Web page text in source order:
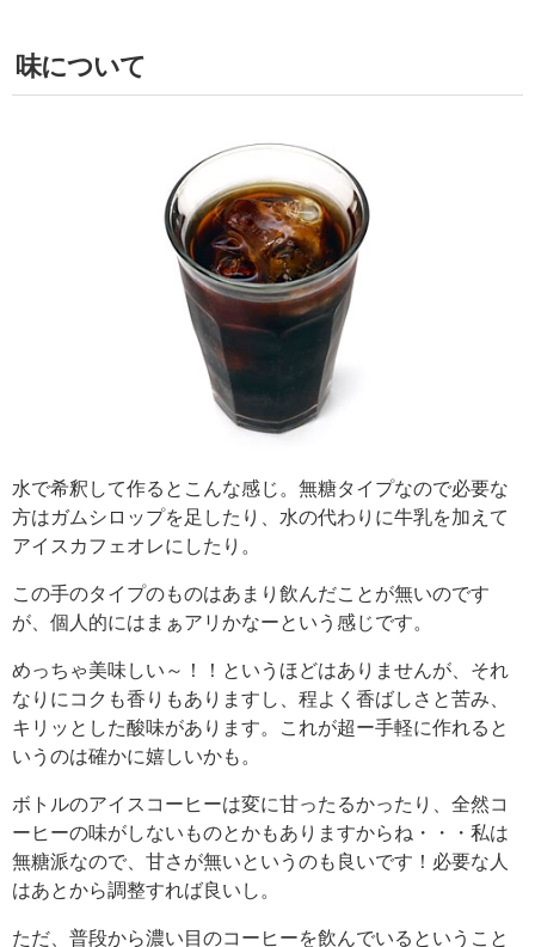
味について
水で希釈して作るとこんな感じ。無糖タイプなので必要な
方はガムシロップを足したり、水の代わりに牛乳を加えて
アイスカフェオレにしたり。
この手のタイプのものはあまり飲んだことが無いのです
が、個人的にはまぁアリかなーという感じです。
めっちゃ美味しい～！！というほどはありませんが、それ
なりにコクも香りもありますし、程よく香ばしさと苦み、
キリッとした酸味があります。これが超ー手軽に作れると
いうのは確かに嬉しいかも。
ボトルのアイスコーヒーは変に甘ったるかったり、全然コ
ーヒーの味がしないものとかもありますからね・・・私は
無糖派なので、甘さが無いというのも良いです！必要な人
はあとから調整すれば良いし。
ただ、普段から濃い目のコーヒーを飲んでいるということ